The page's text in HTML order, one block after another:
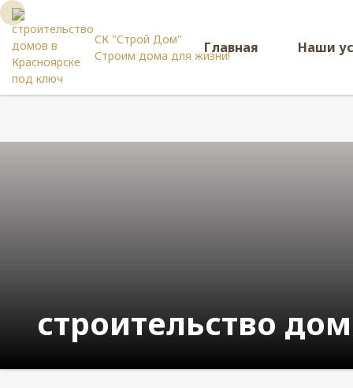
СК "Строй Дом"
Строим дома для жизни!Главная Наши
строительство